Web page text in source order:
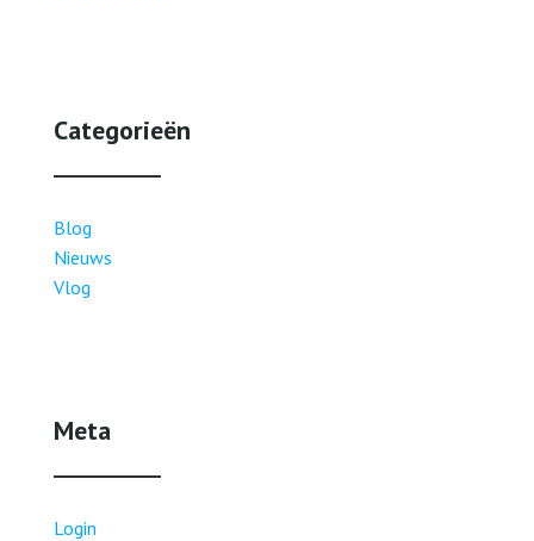
Categorieën
Blog
Nieuws
Vlog
Meta
Login